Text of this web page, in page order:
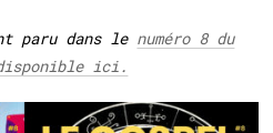
paru dans le numéro 8 du
disponible ici.